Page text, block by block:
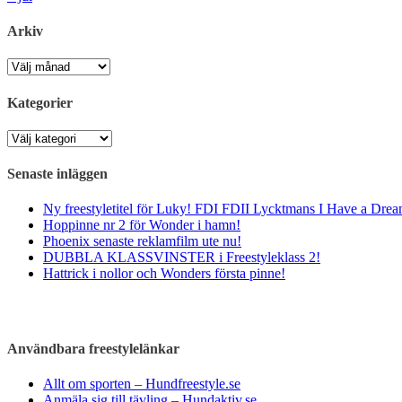
Arkiv
Arkiv
Kategorier
Kategorier
Senaste inläggen
Ny freestyletitel för Luky! FDI FDII Lycktmans I Have a
Hoppinne nr 2 för Wonder i hamn!
Phoenix senaste reklamfilm ute nu!
DUBBLA KLASSVINSTER i Freestyleklass 2!
Hattrick i nollor och Wonders första pinne!
Användbara freestylelänkar
Allt om sporten – Hundfreestyle.se